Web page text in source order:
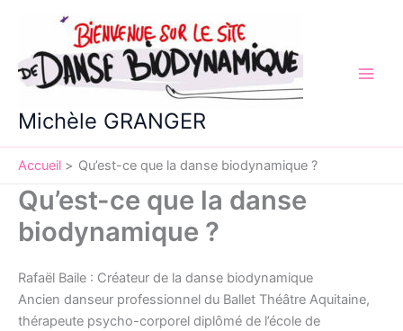
contenu
Michèle GRANGER
Accueil Qu’est-ce que la danse biodynamique ?
Qu’est-ce que la danse
biodynamique ?
Rafaël Baile : Créateur de la danse biodynamique
Ancien danseur professionnel du Ballet Théâtre Aquitaine,
thérapeute psycho-corporel diplômé de l’école de